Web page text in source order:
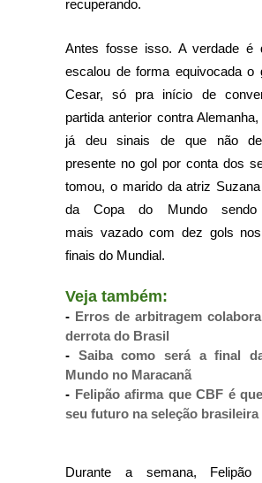
recuperando.
Antes fosse isso. A verdade é
escalou de forma equivocada o
Cesar, só pra início de
partida anterior contra
já deu sinais de que não
presente no gol por conta dos
tomou, o marido da atriz
da Copa do Mundo
mais vazadocom dez gols nos
finais do Mundial.
Veja também:
- Erros de arbitragem
derrota do Brasil
- Saiba como será a final
Mundo no Maracanã
- Felipão afirma que CBF é
seu futuro na seleção brasileira
Durante a semana,